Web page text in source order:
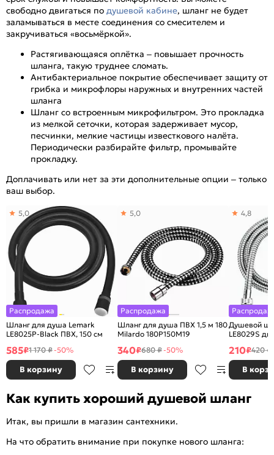
свободно двигаться по душевой кабине, шланг не будет
заламываться в месте соединения со смесителем и
закручиваться «восьмёркой».
Растягивающаяся оплётка – повышает прочность
шланга, такую труднее сломать.
Антибактериальное покрытие обеспечивает защиту от
грибка и микрофлоры наружных и внутренних частей
шланга
Шланг со встроенным микрофильтром. Это прокладка
из мелкой сеточки, которая задерживает мусор,
песчинки, мелкие частицы известкового налёта.
Периодически разбирайте фильтр, промывайте
прокладку.
Доплачивать или нет за эти дополнительные опции – только
ваш выбор.
Распродажа
Шланг для душа Lemark
LE8025P-Black ПВХ, 150 см
5,0
585₽1 170 ₽-50%
В корзину
Распродажа
Шланг для душа ПВХ 1,5 м 180
Milardo 180P150M19
5,0
340₽680 ₽-50%
В корзину
Душевой
LE8029S
4,8
210₽420 ₽
В
Как купить хороший душевой шланг
Итак, вы пришли в магазин сантехники.
На что обратить внимание при покупке нового шланга: